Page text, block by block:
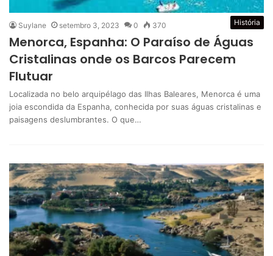
História
Suylane setembro 3, 2023 0 370
Menorca, Espanha: O Paraíso de Águas
Cristalinas onde os Barcos Parecem
Flutuar
Localizada no belo arquipélago das Ilhas Baleares, Menorca é uma
joia escondida da Espanha, conhecida por suas águas cristalinas e
paisagens deslumbrantes. O que…